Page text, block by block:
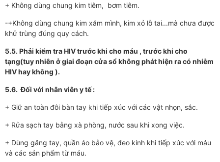
+ Không dùng chung kim tiêm, bơm tiêm.
-+Không dùng chung kim xăm mình, kim xỏ lỗ tai...mà ch­ưa đ­ược
khử trùng đúng quy cách.
5.5. Phải kiểm tra HIV trư­ớc khi cho máu , trư­ớc khi cho
tạng(tuy nhiên ở giai đoạn cửa sổ không phát hiện ra có nhiễm
HIV hay không ).
5.6. Đối với nhân viên y tế :
+ Giữ an toàn đôi bàn tay khi tiếp xúc với các vật nhọn, sắc.
+ Rửa sạch tay bằng xà phòng, nư­ớc sau khi xong việc.
+ Dùng găng tay, quần áo bảo vệ, đeo kính khi tiếp xúc với máu
và các sản phẩm từ máu.